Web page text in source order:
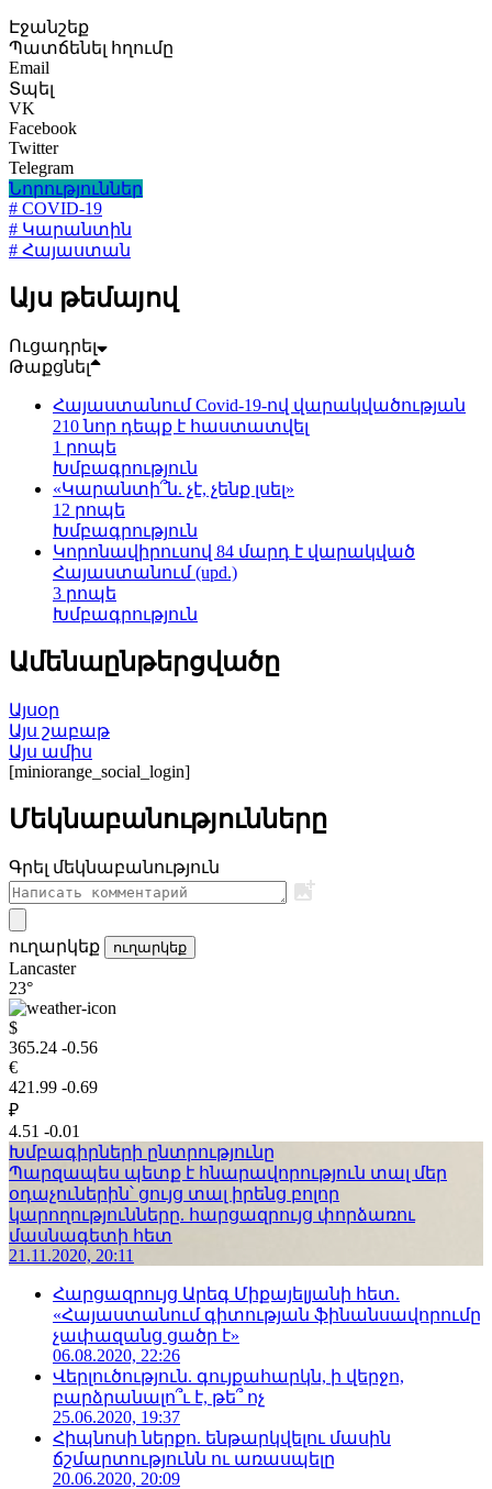
Էջանշեք
Պատճենել հղումը
Email
Տպել
VK
Facebook
Twitter
Telegram
Նորություններ
# COVID-19
# Կարանտին
# Հայաստան
Այս թեմայով
Ուցադրել
Թաքցնել
Հայաստանում Covid-19-ով վարակվածության
210 նոր դեպք է հաստատվել
1 րոպե
Խմբագրություն
«Կարանտի՞ն. չէ, չենք լսել»
12 րոպե
Խմբագրություն
Կորոնավիրուսով 84 մարդ է վարակված
Հայաստանում (upd.)
3 րոպե
Խմբագրություն
Ամենաընթերցվածը
Այսօր
Այս շաբաթ
Այս ամիս
[miniorange_social_login]
Մեկնաբանությունները
Գրել մեկնաբանություն
ուղարկեք ուղարկեք
Lancaster
23°
$
365.24 -0.56
€
421.99 -0.69
₽
4.51 -0.01
Խմբագիրների ընտրությունը
Պարզապես պետք է հնարավորություն տալ մեր
օդաչուներին՝ ցույց տալ իրենց բոլոր
կարողությունները. հարցազրույց փորձառու
մասնագետի հետ
21.11.2020, 20:11
Հարցազրույց Արեգ Միքայելյանի հետ.
«Հայաստանում գիտության ֆինանսավորումը
չափազանց ցածր է»
06.08.2020, 22:26
Վերլուծություն. գույքահարկն, ի վերջո,
բարձրանալո՞ւ է, թե՞ ոչ
25.06.2020, 19:37
Հիպնոսի ներքո. ենթարկվելու մասին
ճշմարտությունն ու առասպելը
20.06.2020, 20:09